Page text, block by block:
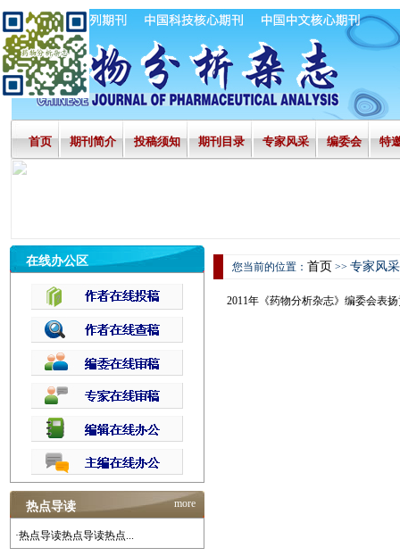
首页 期刊简介 投稿须知 期刊目录 专家风采 编委会 特
在线办公区
热点导读 more
·热点导读热点导读热点...
您当前的位置： 首页 >> 专家风采
2011年《药物分析杂志》编委会表